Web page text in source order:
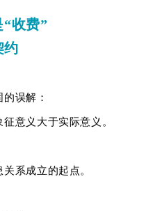
收费”
约
误解：
意义大于实际意义。
系成立的起点。